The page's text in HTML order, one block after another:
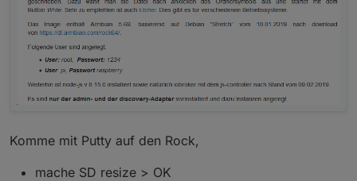
Komme mit Putty auf den Rock,
mache SD resize > OK